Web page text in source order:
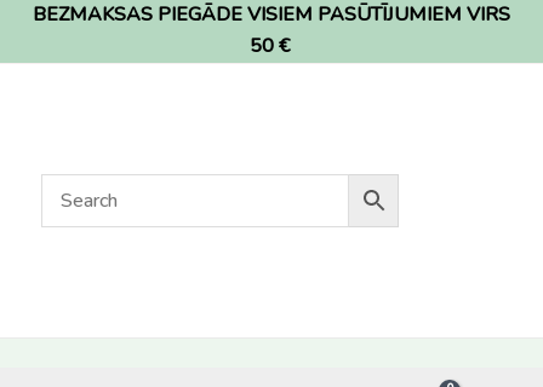
BEZMAKSAS PIEGĀDE VISIEM PASŪTĪJUMIEM VIRS
50 €